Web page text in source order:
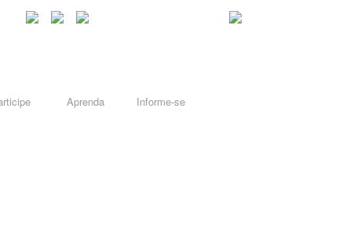
Aprenda Informe-se